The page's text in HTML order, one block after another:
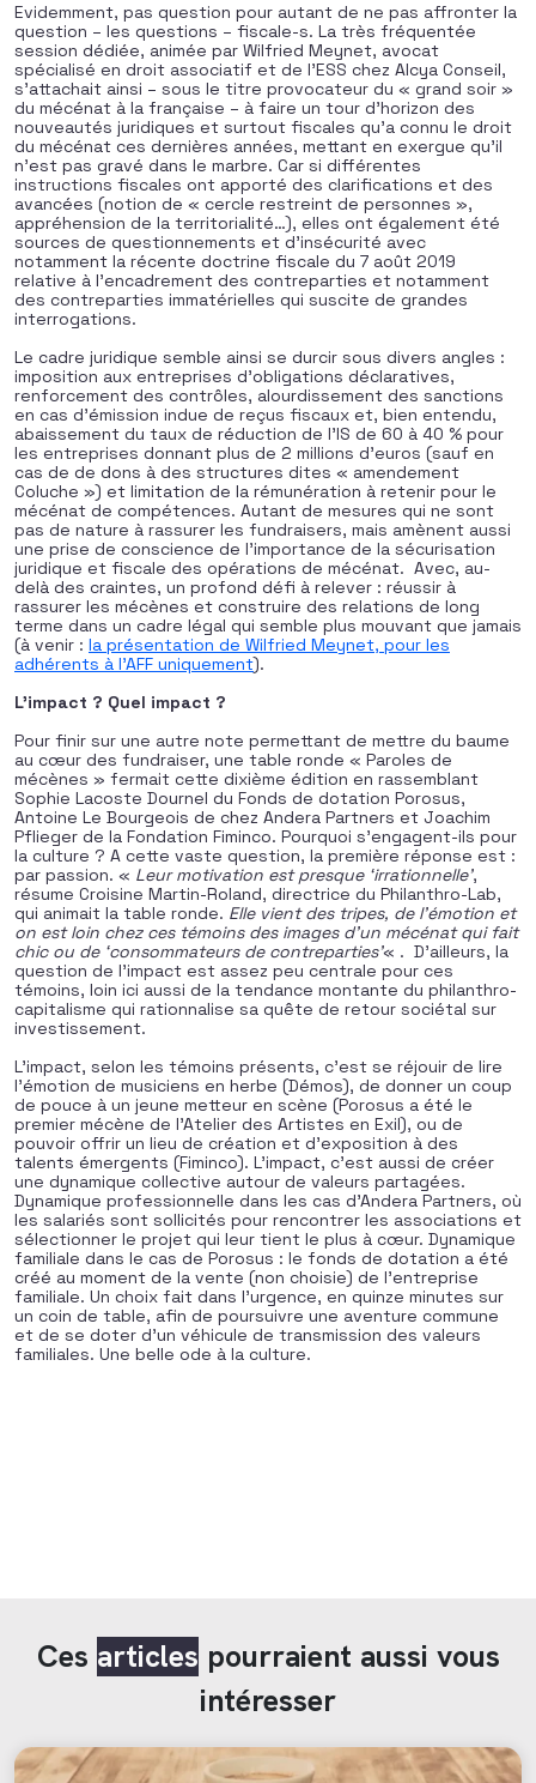
Evidemment, pas question pour autant de ne pas affronter la
question – les questions – fiscale-s. La très fréquentée
session dédiée, animée par Wilfried Meynet, avocat
spécialisé en droit associatif et de l’ESS chez Alcya Conseil,
s’attachait ainsi – sous le titre provocateur du « grand soir »
du mécénat à la française – à faire un tour d’horizon des
nouveautés juridiques et surtout fiscales qu’a connu le droit
du mécénat ces dernières années, mettant en exergue qu’il
n’est pas gravé dans le marbre. Car si différentes
instructions fiscales ont apporté des clarifications et des
avancées (notion de « cercle restreint de personnes »,
appréhension de la territorialité…), elles ont également été
sources de questionnements et d’insécurité avec
notamment la récente doctrine fiscale du 7 août 2019
relative à l’encadrement des contreparties et notamment
des contreparties immatérielles qui suscite de grandes
interrogations.
Le cadre juridique semble ainsi se durcir sous divers angles :
imposition aux entreprises d’obligations déclaratives,
renforcement des contrôles, alourdissement des sanctions
en cas d’émission indue de reçus fiscaux et, bien entendu,
abaissement du taux de réduction de l’IS de 60 à 40 % pour
les entreprises donnant plus de 2 millions d’euros (sauf en
cas de de dons à des structures dites « amendement
Coluche ») et limitation de la rémunération à retenir pour le
mécénat de compétences. Autant de mesures qui ne sont
pas de nature à rassurer les fundraisers, mais amènent aussi
une prise de conscience de l’importance de la sécurisation
juridique et fiscale des opérations de mécénat. Avec, au-
delà des craintes, un profond défi à relever : réussir à
rassurer les mécènes et construire des relations de long
terme dans un cadre légal qui semble plus mouvant que jamais
(à venir : la présentation de Wilfried Meynet, pour les
adhérents à l’AFF uniquement).
L’impact ? Quel impact ?
Pour finir sur une autre note permettant de mettre du baume
au cœur des fundraiser, une table ronde « Paroles de
mécènes » fermait cette dixième édition en rassemblant
Sophie Lacoste Dournel du Fonds de dotation Porosus,
Antoine Le Bourgeois de chez Andera Partners et Joachim
Pflieger de la Fondation Fiminco. Pourquoi s’engagent-ils pour
la culture ? A cette vaste question, la première réponse est :
par passion. « Leur motivation est presque ‘irrationnelle’,
résume Croisine Martin-Roland, directrice du Philanthro-Lab,
qui animait la table ronde. Elle vient des tripes, de l’émotion et
on est loin chez ces témoins des images d’un mécénat qui fait
chic ou de ‘consommateurs de contreparties’« . D’ailleurs, la
question de l’impact est assez peu centrale pour ces
témoins, loin ici aussi de la tendance montante du philanthro-
capitalisme qui rationnalise sa quête de retour sociétal sur
investissement.
L’impact, selon les témoins présents, c’est se réjouir de lire
l’émotion de musiciens en herbe (Démos), de donner un coup
de pouce à un jeune metteur en scène (Porosus a été le
premier mécène de l’Atelier des Artistes en Exil), ou de
pouvoir offrir un lieu de création et d’exposition à des
talents émergents (Fiminco). L’impact, c’est aussi de créer
une dynamique collective autour de valeurs partagées.
Dynamique professionnelle dans les cas d’Andera Partners, où
les salariés sont sollicités pour rencontrer les associations et
sélectionner le projet qui leur tient le plus à cœur. Dynamique
familiale dans le cas de Porosus : le fonds de dotation a été
créé au moment de la vente (non choisie) de l’entreprise
familiale. Un choix fait dans l’urgence, en quinze minutes sur
un coin de table, afin de poursuivre une aventure commune
et de se doter d’un véhicule de transmission des valeurs
familiales. Une belle ode à la culture.
Ces articles pourraient aussi vous
intéresser